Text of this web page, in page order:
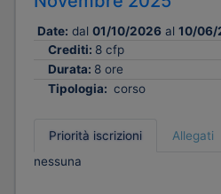
Date: dal 01/10/2026 al 10/06/
Crediti: 8 cfp
Durata: 8 ore
Tipologia: corso
Priorità iscrizioni Allegati
nessuna